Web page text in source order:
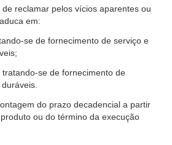
de reclamar pelos vícios aparentes ou
em:
se de fornecimento de serviço e
tratando-se de fornecimento de
do prazo decadencial a partir
ou do término da execução